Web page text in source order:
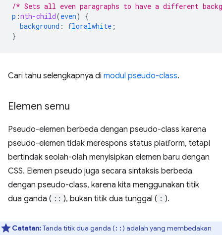
/* Sets all even paragraphs to have a different
p :nth-child(even)
{
background : floralwhite ;
}
Cari tahu selengkapnya di modul pseudo-class.
Elemen semu
Pseudo-elemen berbeda dengan pseudo-class karena
pseudo-elemen tidak merespons status platform, tetapi
bertindak seolah-olah menyisipkan elemen baru dengan
CSS. Elemen pseudo juga secara sintaksis berbeda
dengan pseudo-class, karena kita menggunakan titik
dua ganda ( :: ), bukan titik dua tunggal ( : ).
Catatan:Tanda titik dua ganda (::) adalah yang membedakan